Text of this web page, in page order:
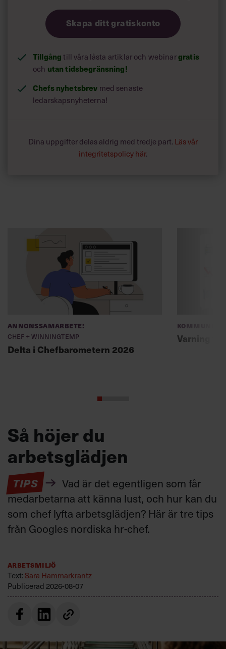
Skapa ditt gratiskonto
Tillgångtill våra låsta artiklar och webinargratis
och utan tidsbegränsning!
Chefs nyhetsbrev med senaste
ledarskapsnyheterna!
Dina uppgifter delas aldrig med tredje part. Läs vår
integritetspolicy här.
Annonssamarbete:
Chef + Winningtemp
Delta i Chefbarometern 2026
Varning
Så höjer du
arbetsglädjen
TIPS
Vad är det egentligen som får
medarbetarna att känna lust, och hur kan du
som chef lyfta arbetsglädjen? Här är tre tips
från Googles nordiska hr-chef.
Arbetsmiljö
Text:Sara Hammarkrantz
Publicerad 2026-08-07